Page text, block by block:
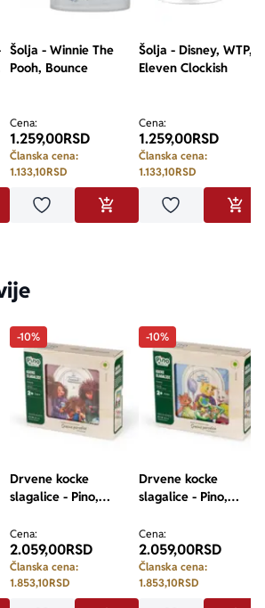
U KORPU
Šolja - Winnie The
Pooh, Bounce
Cena:
1.259,00RSD
Članska cena:
1.133,10RSD
Dodaj u omiljeneDODAJ U KORPU
Šolja - Disney, WTP,
Eleven Clockish
Cena:
1.259,00RSD
Članska cena:
1.133,10RSD
Dodaj u
-10%
Drvene kocke
slagalice - Pino,
Ježević, 9 elemenata
Cena:
2.059,00RSD
Članska cena:
1.853,10RSD
-10%
Drvene kocke
slagalice - Pino,
Predići, 9 elemenata
Cena:
2.059,00RSD
Članska cena:
1.853,10RSD